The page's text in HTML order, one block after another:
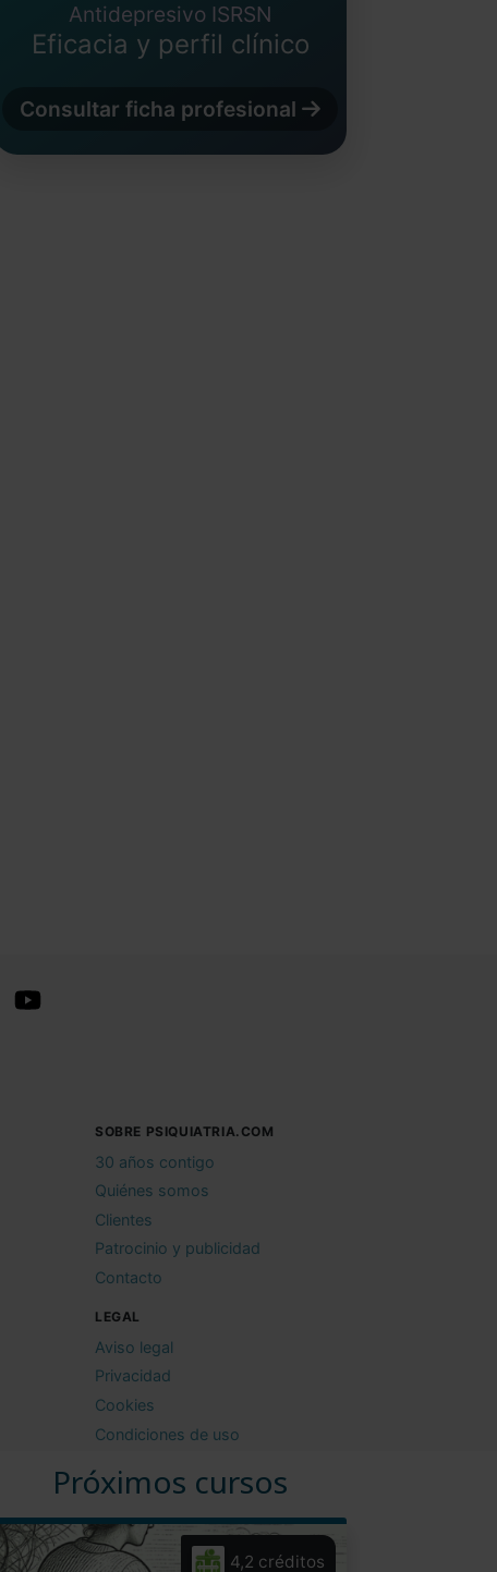
Antidepresivo ISRSN
Eficacia y perfil clínico
Consultar ficha profesional
Próximos cursos
4,2 créditos
SOBRE PSIQUIATRIA.COM
30 años contigo
Quiénes somos
Clientes
Patrocinio y publicidad
Contacto
LEGAL
Aviso legal
Privacidad
Cookies
Condiciones de uso